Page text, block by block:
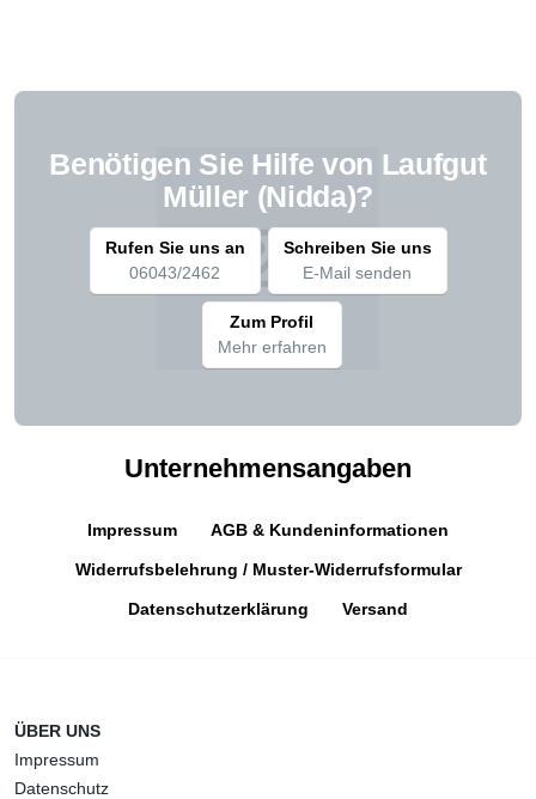
Benötigen Sie Hilfe von Laufgut
Müller (Nidda)?
Rufen Sie uns an
06043/2462
Schreiben Sie uns
E-Mail senden
Zum Profil
Mehr erfahren
Unternehmensangaben
Impressum AGB & Kundeninformationen
Widerrufsbelehrung / Muster-Widerrufsformular
Datenschutzerklärung Versand
ÜBER UNS
Impressum
Datenschutz